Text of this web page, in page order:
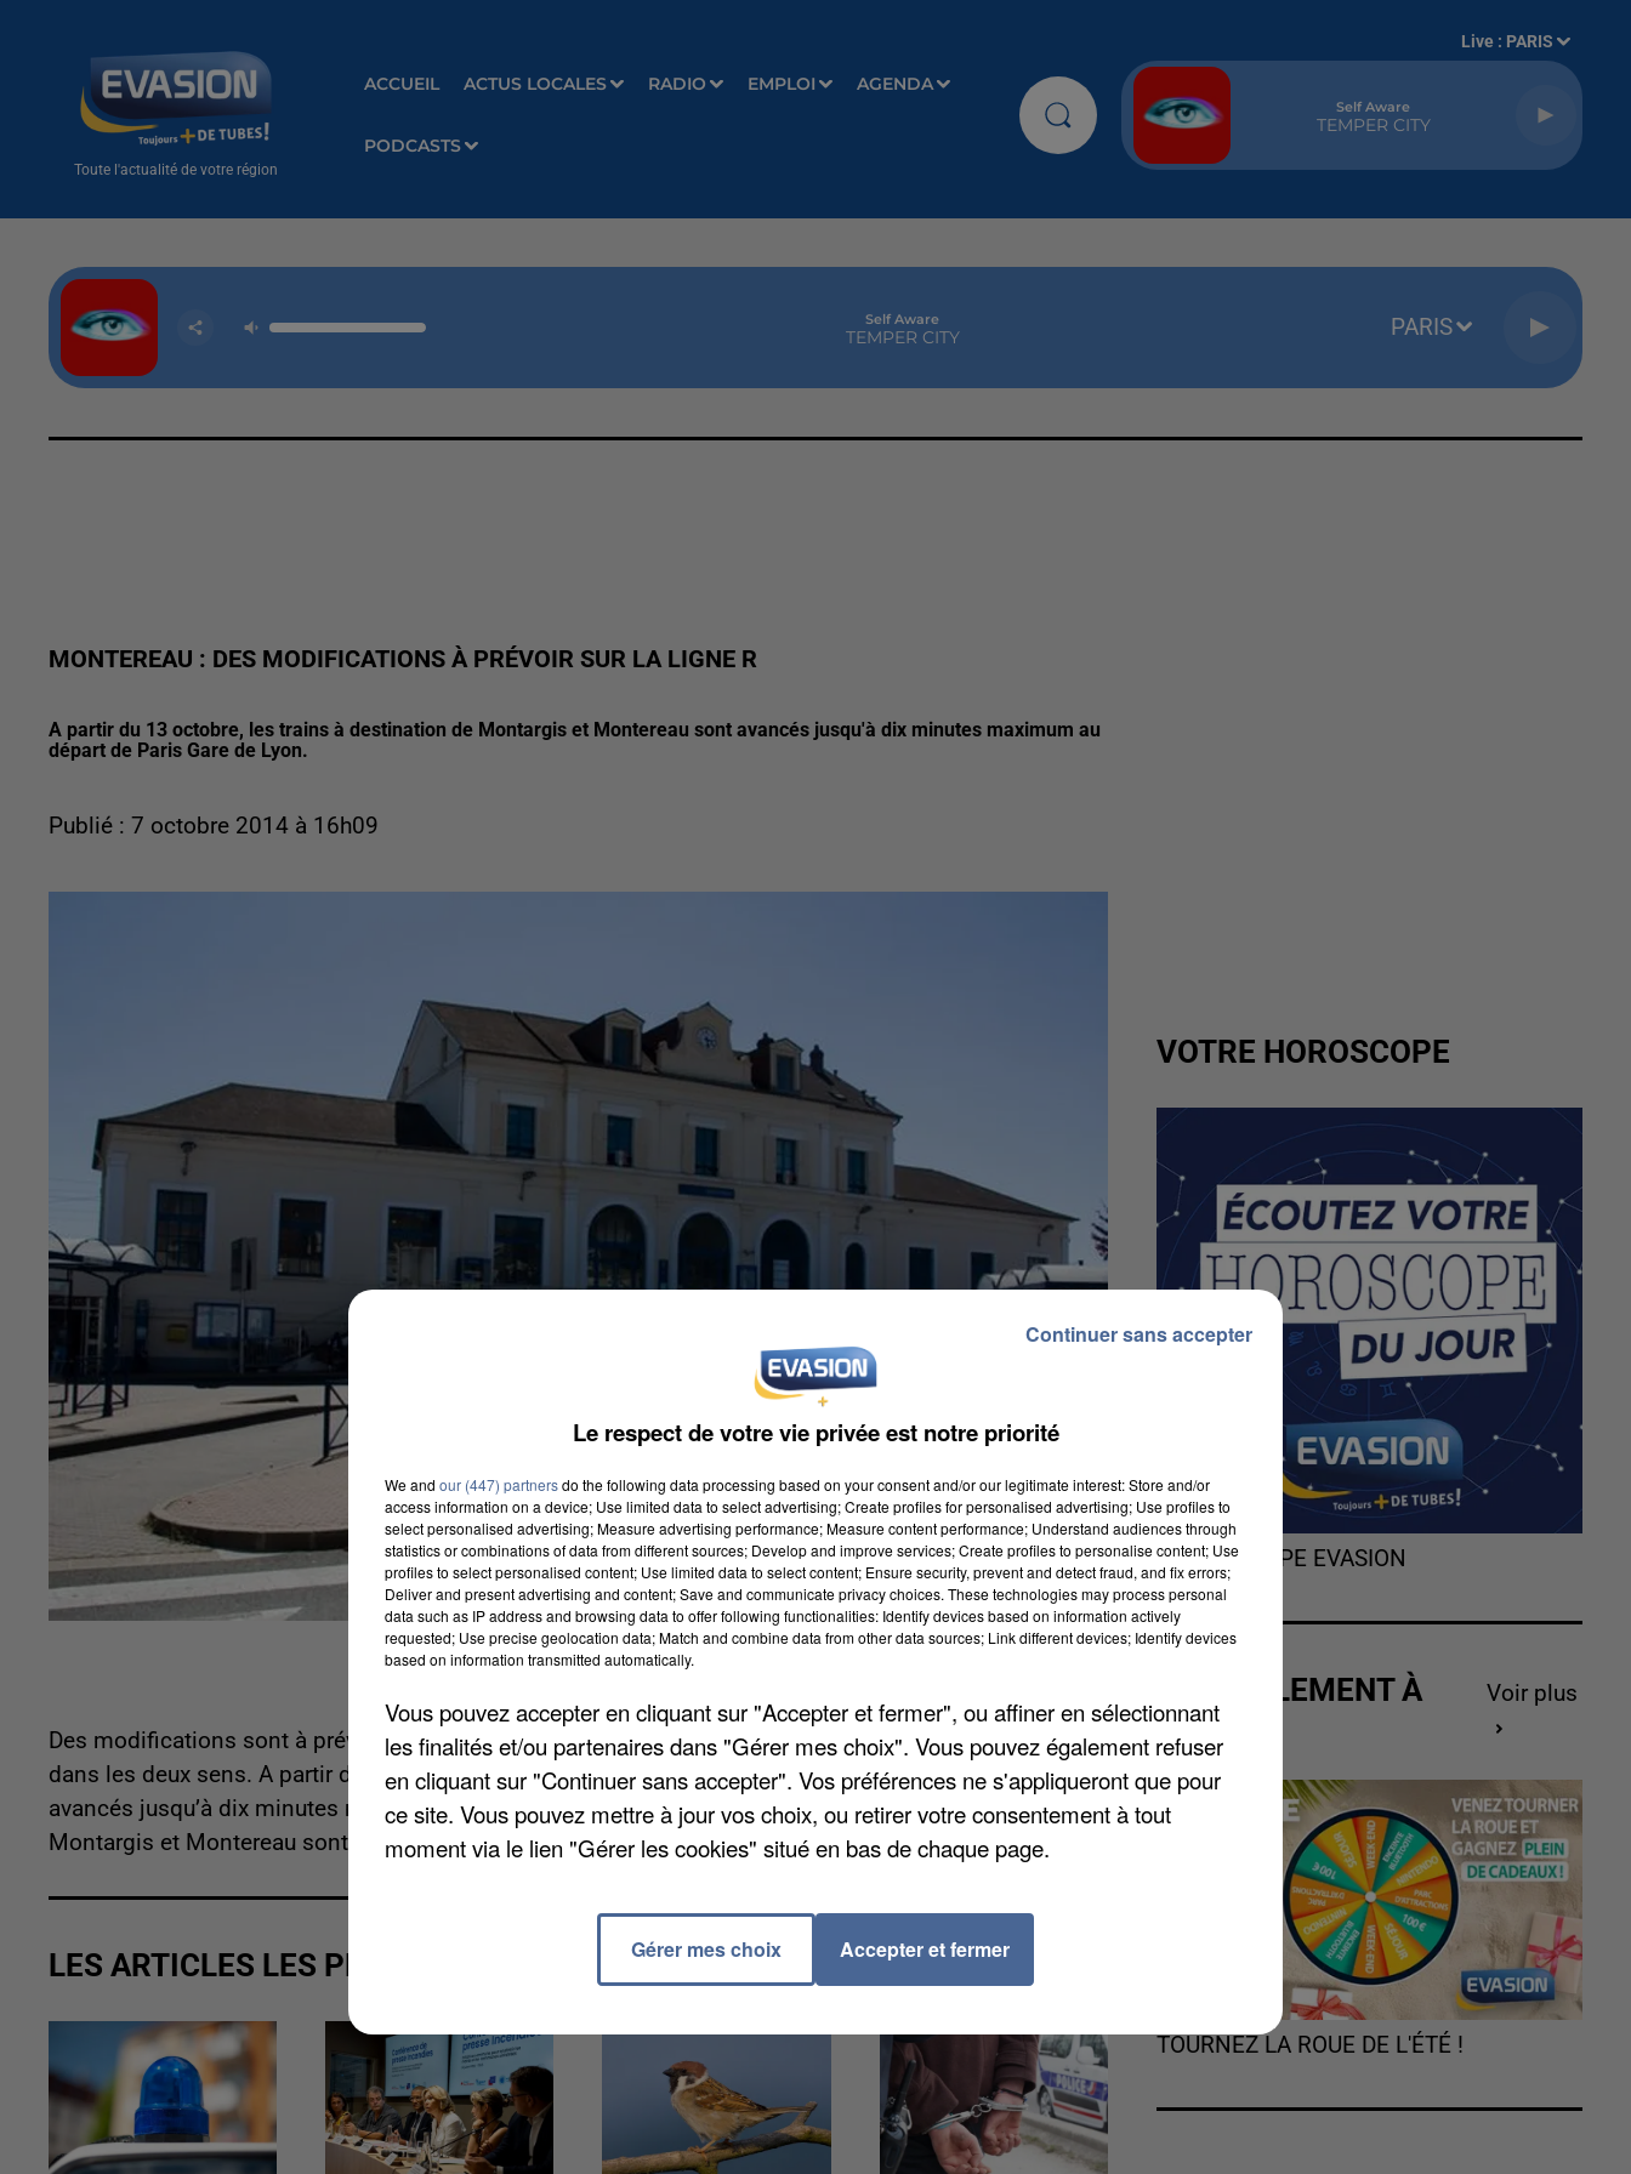
Toute l'actualité de votre région
ACCUEIL ACTUS LOCALES RADIO EMPLOI AGENDA
PODCASTS
Live : PARIS
Self Aware
TEMPER CITY
Self Aware
TEMPER CITY PARIS
MONTEREAU : DES MODIFICATIONS À PRÉVOIR SUR LA LIGNE R
A partir du 13 octobre, les trains à destination de Montargis et Montereau sont avancés jusqu'à dix minutes maximum au
départ de Paris Gare de Lyon.
Publié : 7 octobre 2014 à 16h09
Des modifications sont à prévoir sur la ligne R, qui entraînent des retards et des avancées de parcours
dans les deux sens. A partir du 13 octobre, les trains à destination de Montargis et Montereau sont
avancés jusqu’à dix minutes maximum au départ de Paris Gare de Lyon. Les trains en provenance de
Montargis et Montereau sont retardés jusqu’à minutes maximum à l’arrivée à Paris Gare de Lyon.
LES ARTICLES LES PLUS VUS
VOTRE HOROSCOPE
L'HOROSCOPE EVASION
ACTUELLEMENT À
GAGNER
Voir plus
TOURNEZ LA ROUE DE L'ÉTÉ !
Le respect de votre vie privée est notre priorité
We and our (447) partnersdo the following data processing based on your consent and/or our legitimate interest: Store and/or
access information on a device; Use limited data to select advertising; Create profiles for personalised advertising; Use profiles to
select personalised advertising; Measure advertising performance; Measure content performance; Understand audiences through
statistics or combinations of data from different sources; Develop and improve services; Create profiles to personalise content; Use
profiles to select personalised content; Use limited data to select content; Ensure security, prevent and detect fraud, and fix errors;
Deliver and present advertising and content; Save and communicate privacy choices. These technologies may process personal
data such as IP address and browsing data to offer following functionalities: Identify devices based on information actively
requested; Use precise geolocation data; Match and combine data from other data sources; Link different devices; Identify devices
based on information transmitted automatically.
Vous pouvez accepter en cliquant sur "Accepter et fermer", ou affiner en sélectionnant
les finalités et/ou partenaires dans "Gérer mes choix". Vous pouvez également refuser
en cliquant sur "Continuer sans accepter". Vos préférences ne s'appliqueront que pour
ce site. Vous pouvez mettre à jour vos choix, ou retirer votre consentement à tout
moment via le lien "Gérer les cookies" situé en bas de chaque page.
Gérer mes choix Accepter et fermer
Continuer sans accepter